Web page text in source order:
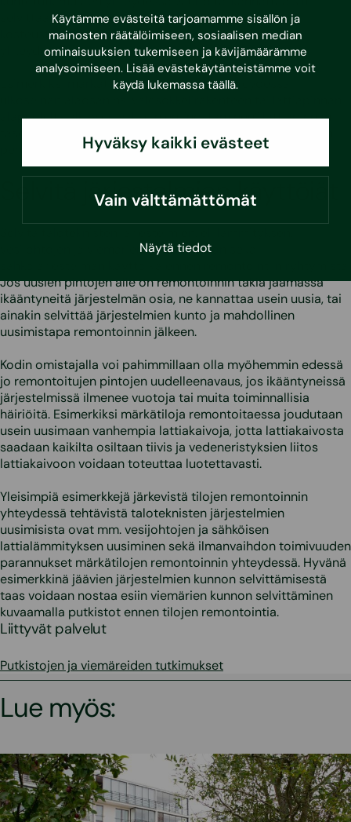
Käytämme evästeitä tarjoamamme sisällön ja
mainosten räätälöimiseen, sosiaalisen median
ominaisuuksien tukemiseen ja kävijämäärämme
analysoimiseen. Lisää evästekäytänteistämme voit
käydä lukemassa täällä.
Hyväksy kaikki evästeet
Vain välttämättömät
Näytä tiedot
selvittää. kuinka paljon rakenteiden muuttaminen
kosteusteknisesti paremmin toimiviksi remontoinnin
yhteydessä kustantaa.
Esimerkiksi märkätilojen remontoinnin yhteydessä
alapuolelta alkavien väliseinien ”nostaminen” lattiapinnan
tasolle ja siten riskialttiin rakenteen poistaminen, on usein
Selvitä järjestelmien käyttöiät
vesijohtojen ja viemärien, ilmanvaihdon sekä
Jos uusien pintojen alle on remontoinnin takia jäämässä
ikääntyneitä järjestelmän osia, ne kannattaa usein uusia, tai
ainakin selvittää järjestelmien kunto ja mahdollinen
uusimistapa remontoinnin jälkeen.
Kodin omistajalla voi pahimmillaan olla myöhemmin edessä
jo remontoitujen pintojen uudelleenavaus, jos ikääntyneissä
järjestelmissä ilmenee vuotoja tai muita toiminnallisia
häiriöitä. Esimerkiksi märkätiloja remontoitaessa joudutaan
usein uusimaan vanhempia lattiakaivoja, jotta lattiakaivosta
saadaan kaikilta osiltaan tiivis ja vedeneristyksien liitos
lattiakaivoon voidaan toteuttaa luotettavasti.
Yleisimpiä esimerkkejä järkevistä tilojen remontoinnin
yhteydessä tehtävistä taloteknisten järjestelmien
uusimisista ovat mm. vesijohtojen ja sähköisen
lattialämmityksen uusiminen sekä ilmanvaihdon toimivuuden
parannukset märkätilojen remontoinnin yhteydessä. Hyvänä
esimerkkinä jäävien järjestelmien kunnon selvittämisestä
taas voidaan nostaa esiin viemärien kunnon selvittäminen
kuvaamalla putkistot ennen tilojen remontointia.
Liittyvät palvelut
Putkistojen ja viemäreiden tutkimukset
Lue myös: